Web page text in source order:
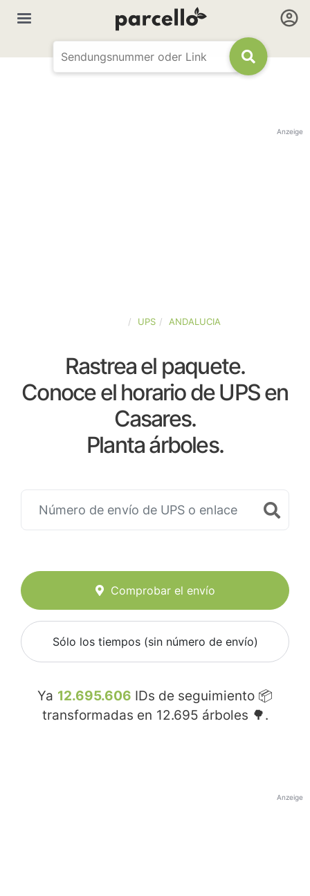
Anzeige
UPS ANDALUCIA
Rastrea el paquete.
Conoce el horario de UPS en
Casares.
Planta árboles.
Comprobar el envío
Sólo los tiempos (sin número de envío)
Ya 12.695.606 IDs de seguimiento 📦
transformadas en 12.695 árboles 🌳.
Anzeige